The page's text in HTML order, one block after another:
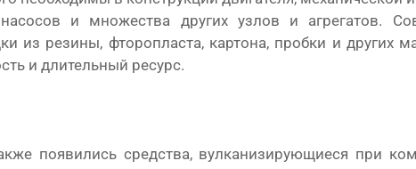
и множества других узлов и агрегатов.
из резины, фторопласта, картона, пробки и других
и длительный ресурс.
появились средства, вулканизирующиеся при